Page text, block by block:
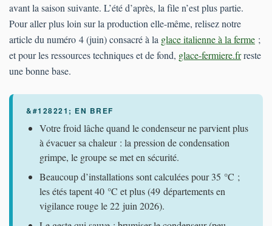
avant la saison suivante. L’été d’après, la file n’est plus partie.
Pour aller plus loin sur la production elle-même, relisez notre
article du numéro 4 (juin) consacré à la glace italienne à la ferme ;
et pour les ressources techniques et de fond, glace-fermiere.frreste
une bonne base.
Votre froid lâche quand le condenseur ne parvient plus
à évacuer sa chaleur : la pression de condensation
grimpe, le groupe se met en sécurité.
Beaucoup d’installations sont calculées pour 35 °C ;
les étés tapent 40 °C et plus (49 départements en
vigilance rouge le 22 juin 2026).